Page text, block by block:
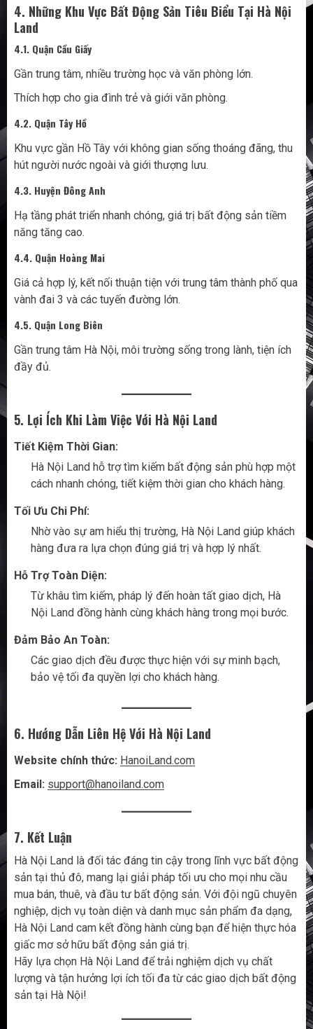
4. Những Khu Vực Bất Động Sản Tiêu Biểu Tại Hà Nội
Land
4.1. Quận Cầu Giấy
Gần trung tâm, nhiều trường học và văn phòng lớn.
Thích hợp cho gia đình trẻ và giới văn phòng.
4.2. Quận Tây Hồ
Khu vực gần Hồ Tây với không gian sống thoáng đãng, thu
hút người nước ngoài và giới thượng lưu.
4.3. Huyện Đông Anh
Hạ tầng phát triển nhanh chóng, giá trị bất động sản tiềm
năng tăng cao.
4.4. Quận Hoàng Mai
Giá cả hợp lý, kết nối thuận tiện với trung tâm thành phố qua
vành đai 3 và các tuyến đường lớn.
4.5. Quận Long Biên
Gần trung tâm Hà Nội, môi trường sống trong lành, tiện ích
đầy đủ.
5. Lợi Ích Khi Làm Việc Với Hà Nội Land
Tiết Kiệm Thời Gian:
Hà Nội Land hỗ trợ tìm kiếm bất động sản phù hợp một
cách nhanh chóng, tiết kiệm thời gian cho khách hàng.
Tối Ưu Chi Phí:
Nhờ vào sự am hiểu thị trường, Hà Nội Land giúp khách
hàng đưa ra lựa chọn đúng giá trị và hợp lý nhất.
Hỗ Trợ Toàn Diện:
Từ khâu tìm kiếm, pháp lý đến hoàn tất giao dịch, Hà
Nội Land đồng hành cùng khách hàng trong mọi bước.
Đảm Bảo An Toàn:
Các giao dịch đều được thực hiện với sự minh bạch,
bảo vệ tối đa quyền lợi cho khách hàng.
6. Hướng Dẫn Liên Hệ Với Hà Nội Land
Website chính thức: HanoiLand.com
Email: support@hanoiland.com
7. Kết Luận
Hà Nội Land là đối tác đáng tin cậy trong lĩnh vực bất động
sản tại thủ đô, mang lại giải pháp tối ưu cho mọi nhu cầu
mua bán, thuê, và đầu tư bất động sản. Với đội ngũ chuyên
nghiệp, dịch vụ toàn diện và danh mục sản phẩm đa dạng,
Hà Nội Land cam kết đồng hành cùng bạn để hiện thực hóa
giấc mơ sở hữu bất động sản giá trị.
Hãy lựa chọn Hà Nội Land để trải nghiệm dịch vụ chất
lượng và tận hưởng lợi ích tối đa từ các giao dịch bất động
sản tại Hà Nội!